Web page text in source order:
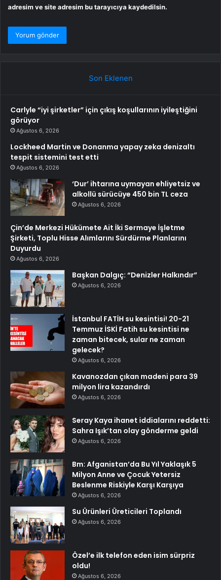
adresim ve site adresim bu tarayıcıya kaydedilsin.
Son Eklenen
Carlyle “iyi şirketler” için çıkış koşullarının iyileştiğini
görüyor
Ağustos 6, 2026
Lockheed Martin ve Donanma yapay zeka denizaltı
tespit sistemini test etti
Ağustos 6, 2026
‘Dur’ ihtarına uymayan ehliyetsiz ve
alkollü sürücüye 450 bin TL ceza
Ağustos 6, 2026
Çin’de Merkezi Hükümete Ait İki Sermaye İşletme
Şirketi, Toplu Hisse Alımlarını Sürdürme Planlarını
Duyurdu
Ağustos 6, 2026
Başkan Dalgıç: “Denizler Halkındır”
Ağustos 6, 2026
İstanbul FATİH su kesintisi! 20-21
Temmuz İSKİ Fatih su kesintisi ne
zaman bitecek, sular ne zaman
gelecek?
Ağustos 6, 2026
Kavanozdan çıkan madeni para 39
milyon lira kazandırdı
Ağustos 6, 2026
Seray Kaya ihanet iddialarını reddetti:
Sahra Işık’tan olay gönderme geldi
Ağustos 6, 2026
Bm: Afganistan’da Bu Yıl Yaklaşık 5
Milyon Anne ve Çocuk Yetersiz
Beslenme Riskiyle Karşı Karşıya
Ağustos 6, 2026
Su Ürünleri Üreticileri Toplandı
Ağustos 6, 2026
Özel’e ilk telefon eden isim sürpriz
oldu!
Ağustos 6, 2026